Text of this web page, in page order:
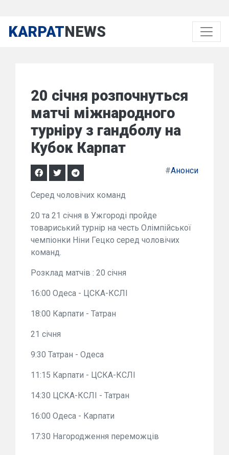
KARPATNEWS
20 січня розпочнуться
матчі міжнародного
турніру з гандболу на
Кубок Карпат
#Анонси
Серед чоловічих команд
20 та 21 січня в Ужгороді пройде
товариський турнір на честь Олімпійської
чемпіонки Ніни Гецко серед чоловічих
команд.
Розклад матчів : 20 січня
16:00 Одеса - ЦСКА-КСЛІ
18:00 Карпати - Татран
21 січня
9:30 Татран - Одеса
11:15 Карпати - ЦСКА-КСЛІ
14:30 ЦСКА-КСЛІ - Татран
16:00 Одеса - Карпати
17:30 Нагородження переможців